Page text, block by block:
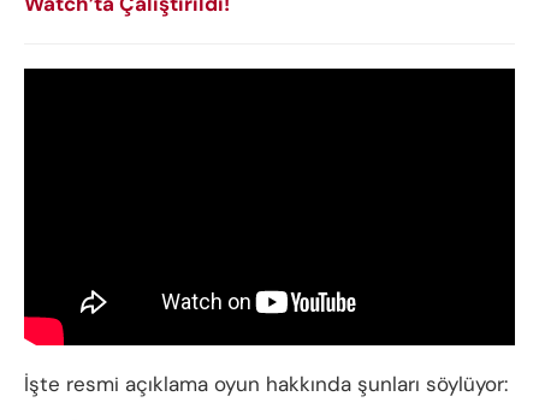
İşte resmi açıklama oyun hakkında şunları söylüyor: